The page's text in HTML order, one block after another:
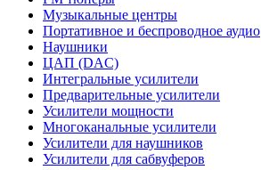
Музыкальные центры
Портативное и беспроводное аудио
Наушники
ЦАП (DAC)
Интегральные усилители
Предварительные усилители
Усилители мощности
Многоканальные усилители
Усилители для наушников
Усилители для сабвуферов